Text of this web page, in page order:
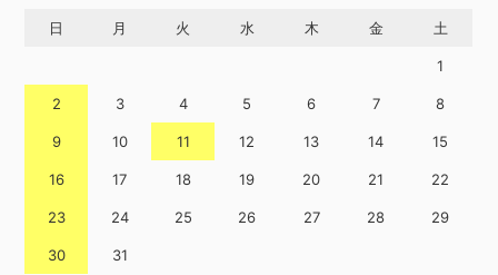
日 月 火 水 木 金 土
1
2 3 4 5 6 7 8
9 10 11 12 13 14 15
16 17 18 19 20 21 22
23 24 25 26 27 28 29
30
31